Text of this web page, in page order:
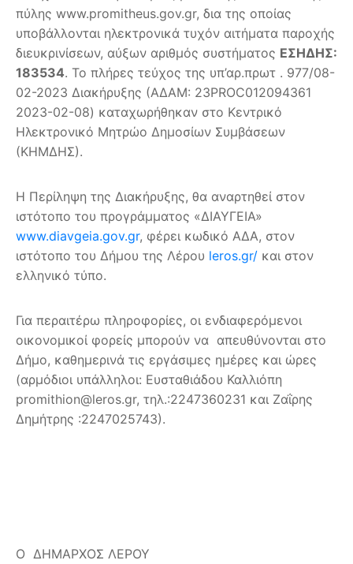
πύλης www.promitheus.gov.gr, δια της οποίας
υποβάλλονται ηλεκτρονικά τυχόν αιτήματα παροχής
διευκρινίσεων, αύξων αριθμός συστήματος ΕΣΗΔΗΣ:
183534. Το πλήρες τεύχος της υπ’αρ.πρωτ . 977/08-
02-2023 Διακήρυξης (ΑΔΑΜ: 23PROC012094361
2023-02-08) καταχωρήθηκαν στο Κεντρικό
Ηλεκτρονικό Μητρώο Δημοσίων Συμβάσεων
(ΚΗΜΔΗΣ).
Η Περίληψη της Διακήρυξης, θα αναρτηθεί στον
ιστότοπο του προγράμματος «ΔΙΑΥΓΕΙΑ»
www.diavgeia.gov.gr, φέρει κωδικό ΑΔΑ, στον
ιστότοπο του Δήμου της Λέρου leros.gr/ και στον
ελληνικό τύπο.
Για περαιτέρω πληροφορίες, οι ενδιαφερόμενοι
οικονομικοί φορείς μπορούν να απευθύνονται στο
Δήμο, καθημερινά τις εργάσιμες ημέρες και ώρες
(αρμόδιοι υπάλληλοι: Ευσταθιάδου Καλλιόπη
promithion@leros.gr, τηλ.:2247360231 και Ζαΐρης
Δημήτρης :2247025743).
Ο ΔΗΜΑΡΧΟΣ ΛΕΡΟΥ